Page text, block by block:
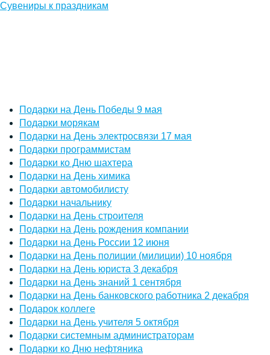
Сувениры к праздникам
Подарки на День Победы 9 мая
Подарки морякам
Подарки на День электросвязи 17 мая
Подарки программистам
Подарки ко Дню шахтера
Подарки на День химика
Подарки автомобилисту
Подарки начальнику
Подарки на День строителя
Подарки на День рождения компании
Подарки на День России 12 июня
Подарки на День полиции (милиции) 10 ноября
Подарки на День юриста 3 декабря
Подарки на День знаний 1 сентября
Подарки на День банковского работника 2 декабря
Подарок коллеге
Подарки на День учителя 5 октября
Подарки системным администраторам
Подарки ко Дню нефтяника